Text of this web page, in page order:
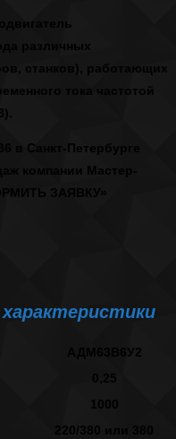
различных
станков), работающих
тока частотой
в Санкт-Петербурге
компании Мастер-
ЗАЯВКУ»
АДМ63В6У2
220/380 или 380